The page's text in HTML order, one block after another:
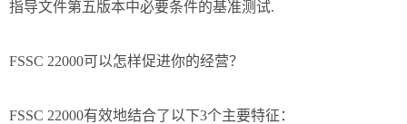
指导文件第五版本中必要条件的基准测试.
FSSC 22000可以怎样促进你的经营？
FSSC 22000有效地结合了以下3个主要特征：